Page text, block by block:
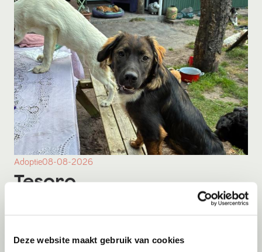
Deze website maakt gebruik van cookies
Adoptie08-08-2026
Tesoro